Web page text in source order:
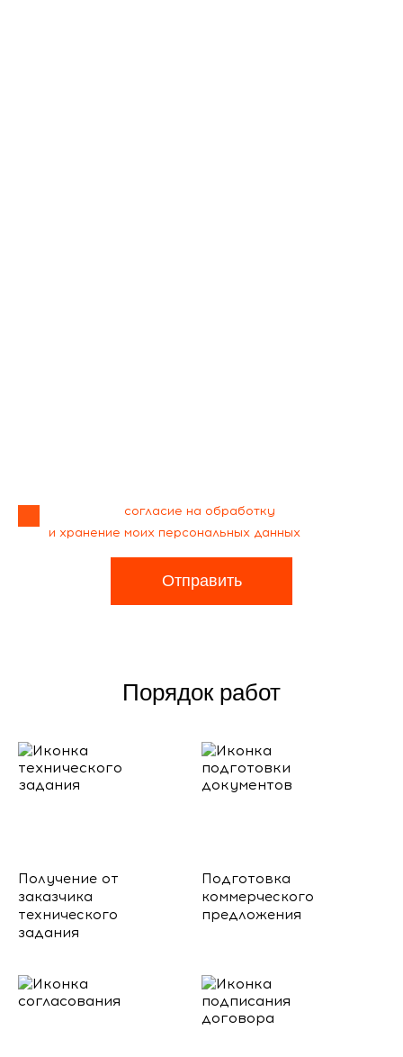
согласие на обработку
и хранение моих персональных данных
Отправить
Порядок работ
Получение от
заказчика
технического
задания
Подготовка
коммерческого
предложения